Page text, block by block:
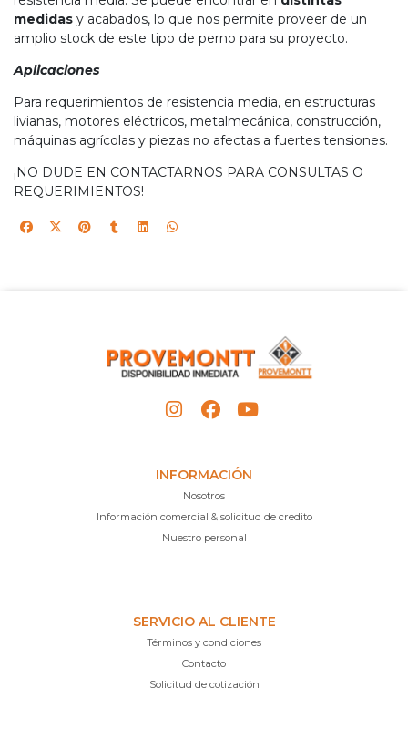
medidas y acabados, lo que nos permite proveer de un
amplio stock de este tipo de perno para su proyecto.
Aplicaciones
Para requerimientos de resistencia media, en estructuras
livianas, motores eléctricos, metalmecánica, construcción,
máquinas agrícolas y piezas no afectas a fuertes tensiones.
¡NO DUDE EN CONTACTARNOS PARA CONSULTAS O
REQUERIMIENTOS!
INFORMACIÓN
Nosotros
Información comercial & solicitud de credito
Nuestro personal
SERVICIO AL CLIENTE
Términos y condiciones
Contacto
Solicitud de cotización